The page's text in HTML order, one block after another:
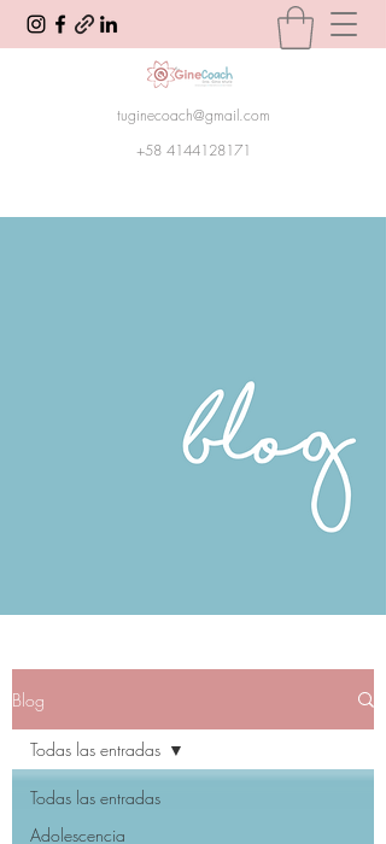
tuginecoach@gmail.com
+58 4144128171
Blog
Todas las entradas
Adolescencia
Todas las entradas